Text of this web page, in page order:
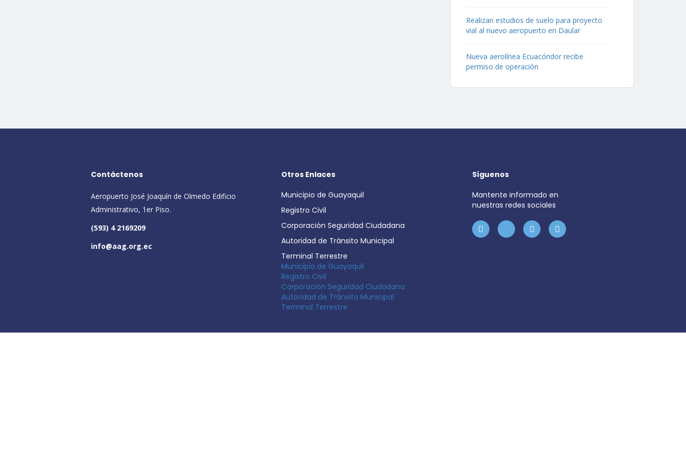
Realizan estudios de suelo para proyecto
vial al nuevo aeropuerto en Daular
Nueva aerolínea Ecuacóndor recibe
permiso de operación
Contáctenos
Aeropuerto José Joaquín de Olmedo Edificio
Administrativo, 1er Piso.
(593) 4 2169209
info@aag.org.ec
Otros Enlaces
Municipio de Guayaquil
Registro Civil
Corporación Seguridad Ciudadana
Autoridad de Tránsito Municipal
Terminal Terrestre
Municipio de Guayaquil
Registro Civil
Corporación Seguridad Ciudadana
Autoridad de Tránsito Municipal
Terminal Terrestre
Síguenos
Mantente informado en
nuestras redes sociales